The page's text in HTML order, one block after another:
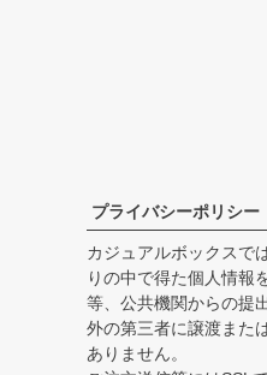
プライバシーポリシー
カジュアルボックスで
りの中で得た個人情報
等、公共機関からの提
外の第三者に譲渡また
ありません。